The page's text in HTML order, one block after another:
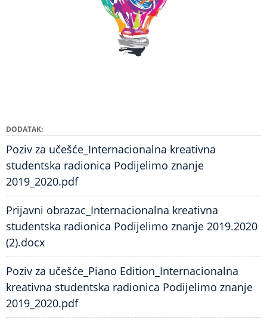
DODATAK
Poziv za učešće_Internacionalna kreativna
studentska radionica Podijelimo znanje
2019_2020.pdf
Prijavni obrazac_Internacionalna kreativna
studentska radionica Podijelimo znanje 2019.2020
(2).docx
Poziv za učešće_Piano Edition_Internacionalna
kreativna studentska radionica Podijelimo znanje
2019_2020.pdf